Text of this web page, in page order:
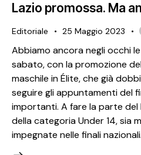
Lazio promossa. Ma
Editoriale 25 Maggio 2023
Abbiamo ancora negli occhi
sabato, con la promozione
maschile in Élite, che già
seguire gli appuntamenti del
importanti. A fare la parte
della categoria Under 14, sia
impegnate nelle finali